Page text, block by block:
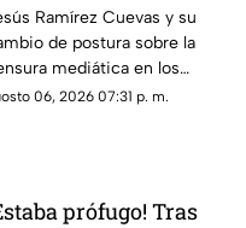
a los Medios
Comunicación
Ramírez Cuevas y su
de postura sobre la
mediática en los
de comunicación.
06, 2026 07:31 p. m.
prófugo! Tras